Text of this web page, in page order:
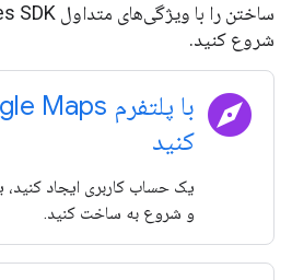
شروع کنید.
explore کنید
و شروع به ساخت کنید.